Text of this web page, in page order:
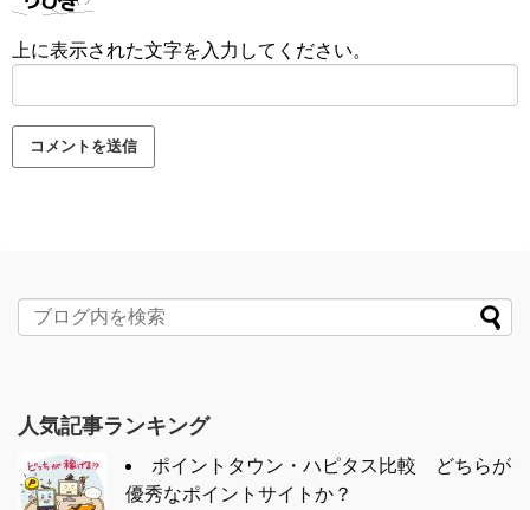
上に表示された文字を入力してください。
人気記事ランキング
ポイントタウン・ハピタス比較 どちらが
優秀なポイントサイトか？